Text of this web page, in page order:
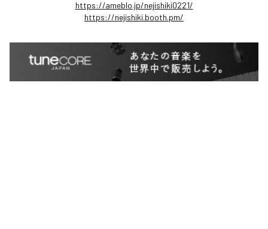
https://ameblo.jp/nejishiki0221/
https://nejishiki.booth.pm/